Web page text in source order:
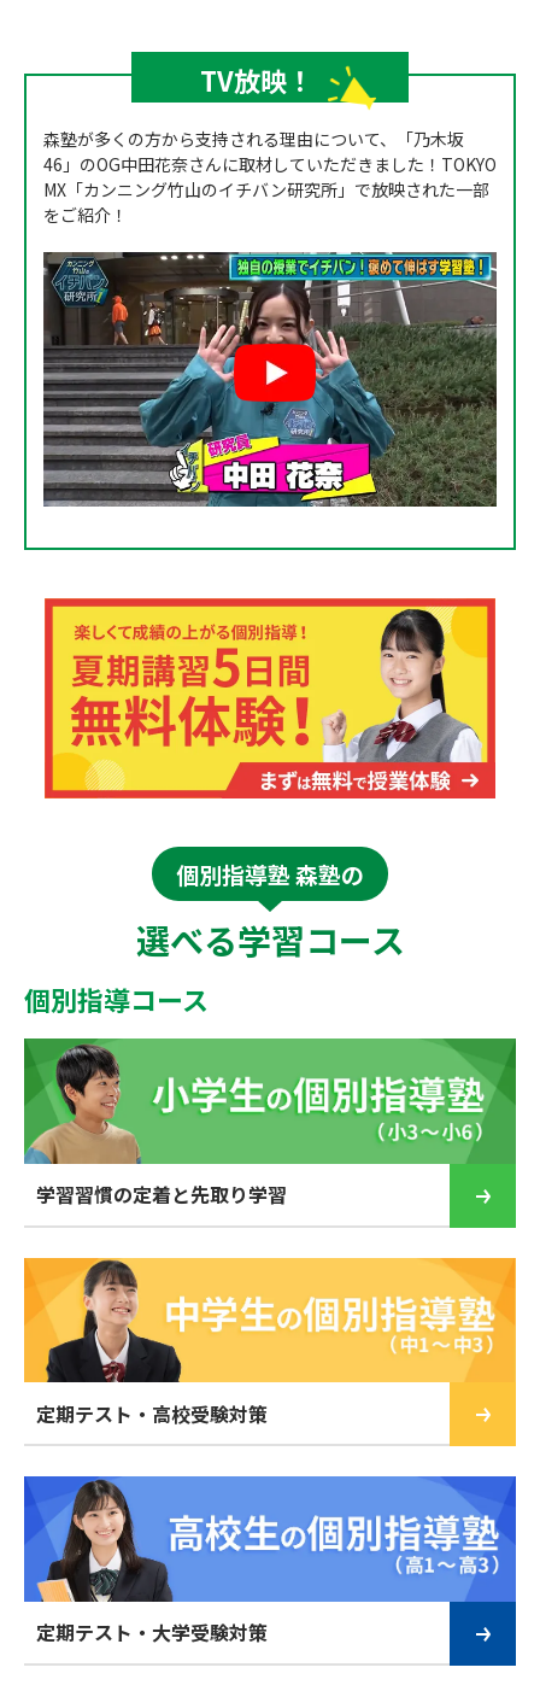
TV放映！
森塾が多くの方から支持される理由について、「乃木坂
46」のOG中田花奈さんに取材していただきました！TOKYO
MX「カンニング竹山のイチバン研究所」で放映された一部
をご紹介！
個別指導塾 森塾の
選べる学習コース
個別指導コース
学習習慣の定着と先取り学習
定期テスト・高校受験対策
定期テスト・大学受験対策